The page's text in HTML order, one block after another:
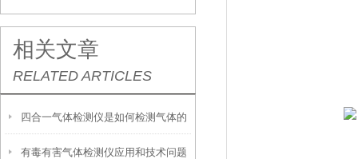
相关文章
RELATED ARTICLES
四合一气体检测仪是如何检测气体的
有毒有害气体检测仪应用和技术问题